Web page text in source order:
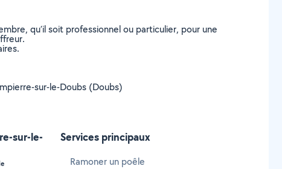
qu’il soit professionnel ou particulier, pour une
sur-le-Doubs (Doubs)
sur-le-
Services principaux
Ramoner un poêle